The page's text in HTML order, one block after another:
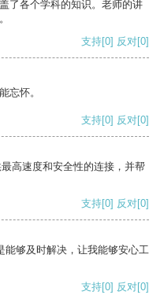
了各个学科的知识。老师的讲
支持[0] 反对[0]
忘怀。
支持[0] 反对[0]
高速度和安全性的连接，并帮
支持[0] 反对[0]
能够及时解决，让我能够安心工
支持[0] 反对[0]